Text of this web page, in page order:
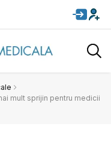
mult sprijin pentru medicii